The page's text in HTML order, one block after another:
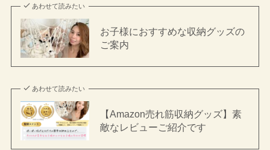
あわせて読みたい
お子様におすすめな収納グッズの
ご案内
あわせて読みたい
【Amazon売れ筋収納グッズ】素
敵なレビューご紹介です